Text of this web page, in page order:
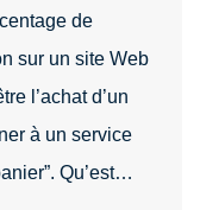
de
sur un site Web
l’achat d’un
à un service
Qu’est…